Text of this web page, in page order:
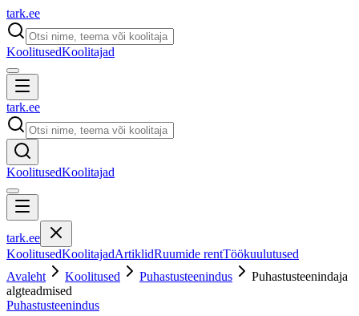
tark.ee
KoolitusedKoolitajad
tark.ee
KoolitusedKoolitajad
tark.ee
KoolitusedKoolitajadArtiklidRuumide rentTöökuulutused
Avaleht
Koolitused Puhastusteenindus
Puhastusteenindaja
algteadmised
Puhastusteenindus